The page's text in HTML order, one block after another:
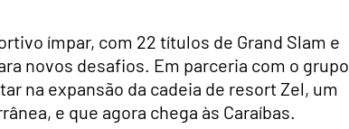
ímpar, com 22 títulos de Grand Slam e
novos desafios. Em parceria com o grupo
na expansão da cadeia de resort Zel, um
e que agora chega às Caraíbas.